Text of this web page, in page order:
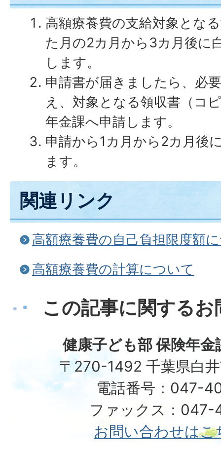
高額療養費の支給対象とな
た月の2カ月から3カ月後に
します。
申請書が届きましたら、必
え、対象となる領収書（コ
年金課へ申請します。
申請から1カ月から2カ月後
ます。
関連リンク
高額療養費の自己負担限度額
高額療養費の計算について
この記事に関する
健康子ども部 保険年金
〒270-1492 千葉県白
電話番号：047-
ファックス：047-
お問い合わせはこ